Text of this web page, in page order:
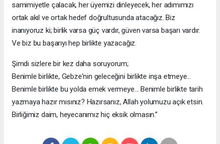
samimiyetle çalacak, her üyemizi dinleyecek, her adımımızı
ortak akıl ve ortak hedef doğrultusunda atacağız. Biz
inanıyoruz ki; birlik varsa güç vardır, güven varsa başarı vardır.
Ve biz bu başarıyı hep birlikte yazacağız.
Şimdi sizlere bir kez daha soruyorum;
Benimle birlikte, Gebze'nin geleceğini birlikte inşa etmeye...
Benimle birlikte bu yolda emek vermeye... Benimle birlikte tarih
yazmaya hazır mısınız? Hazırsanız, Allah yolumuzu açık etsin.
Birliğimiz daim, heyecanımız hiç eksik olmasın.”